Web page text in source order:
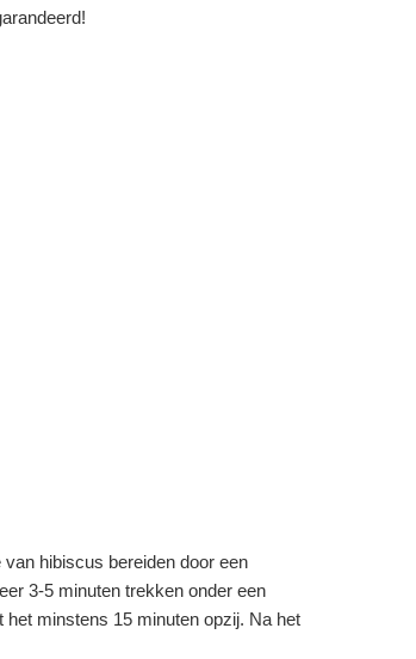
hibiscus bereiden door een
3-5 minuten trekken onder een
minstens 15 minuten opzij. Na het